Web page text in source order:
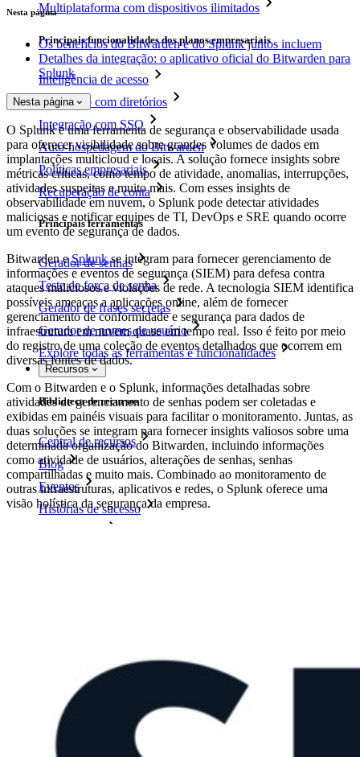
Multiplataforma com dispositivos ilimitados
Principais funcionalidades dos planos empresariais
Inteligência de acesso
Integração com diretórios
Integração com SSO
Auto-hospedagem do Bitwarden
Políticas empresariais
Recuperação de conta
Principais ferramentas
Gerador de senhas
Teste de força de senha
Gerador de frases secretas
Gerador de nomes de usuário
Explore todas as ferramentas e funcionalidades
Recursos
Biblioteca de recursos
Central de recursos
Blog
Eventos
Histórias de sucesso
Open Source Security Summit
Whitepaper de segurança do Bitwarden
Treinamento
Nesta página
Os benefícios do Bitwarden e do Splunk juntos incluem
Detalhes da integração: o aplicativo oficial do Bitwarden para
Splunk
Nesta página
O Splunk é uma ferramenta de segurança e observabilidade usada
para oferecer visibilidade sobre grandes volumes de dados em
implantações multicloud e locais. A solução fornece insights sobre
métricas críticas, como tempo de atividade, anomalias, interrupções,
atividades suspeitas e muito mais. Com esses insights de
observabilidade em nuvem, o Splunk pode detectar atividades
maliciosas e notificar equipes de TI, DevOps e SRE quando ocorre
um evento de segurança de dados.
Bitwarden eSplunkse integram para fornecer gerenciamento de
informações e eventos de segurança (SIEM) para defesa contra
ataques maliciosos e violações de rede. A tecnologia SIEM identifica
possíveis ameaças a aplicações online, além de fornecer
gerenciamento de conformidade e segurança para dados de
infraestrutura em nuvem quase em tempo real. Isso é feito por meio
do registro de uma coleção de eventos detalhados que ocorrem em
diversas fontes de dados.
Com o Bitwarden e o Splunk, informações detalhadas sobre
atividades de gerenciamento de senhas podem ser coletadas e
exibidas em painéis visuais para facilitar o monitoramento. Juntas, as
duas soluções se integram para fornecer insights valiosos sobre uma
determinada organização do Bitwarden, incluindo informações
como atividade de usuários, alterações de senhas, senhas
compartilhadas e muito mais. Combinado ao monitoramento de
outras infraestruturas, aplicativos e redes, o Splunk oferece uma
visão holística da segurança da empresa.